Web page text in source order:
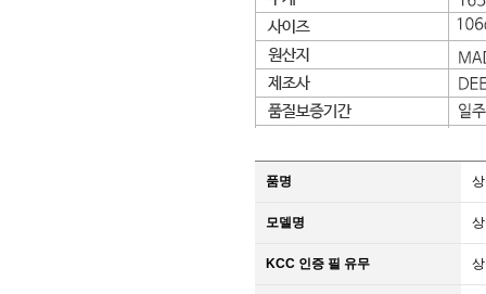
품명
모델명
KCC 인증 필 유무